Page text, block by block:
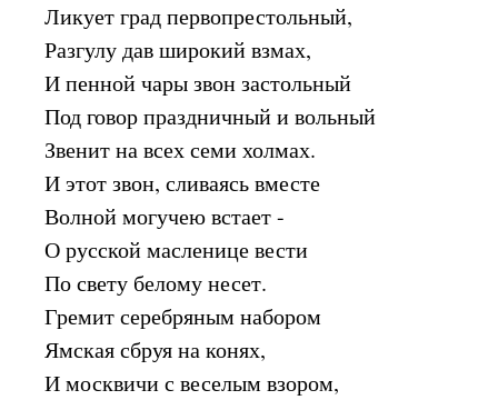
Ликует град первопрестольный,
Разгулу дав широкий взмах,
И пенной чары звон застольный
Под говор праздничный и вольный
Звенит на всех семи холмах.
И этот звон, сливаясь вместе
Волной могучею встает -
О русской масленице вести
По свету белому несет.
Гремит серебряным набором
Ямская сбруя на конях,
И москвичи с веселым взором,